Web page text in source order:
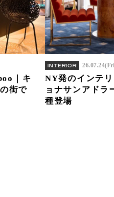
｜キ
街で
INTERIOR
NY発のインテ
ョナサンアドラ
種登場